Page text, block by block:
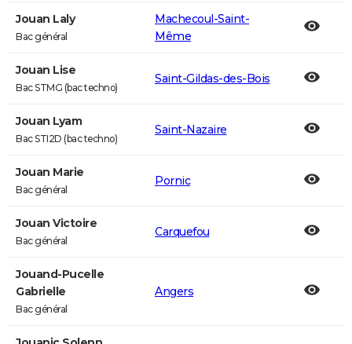
Jouan Laly
Bac général
Machecoul-Saint-
Même
Jouan Lise
Bac STMG (bac techno)
Saint-Gildas-des-Bois
Jouan Lyam
Bac STI2D (bac techno)
Saint-Nazaire
Jouan Marie
Bac général
Pornic
Jouan Victoire
Bac général
Carquefou
Jouand-Pucelle
Gabrielle
Bac général
Angers